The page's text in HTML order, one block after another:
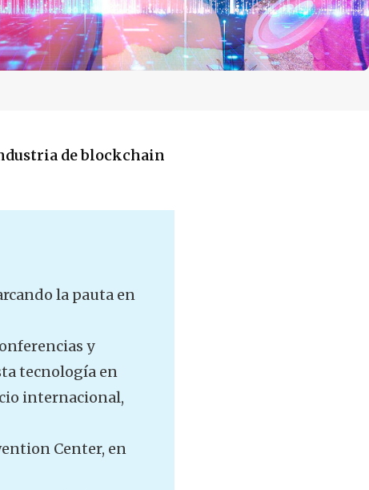
de blockchain
la pauta en
y
tecnología en
internacional,
Center, en